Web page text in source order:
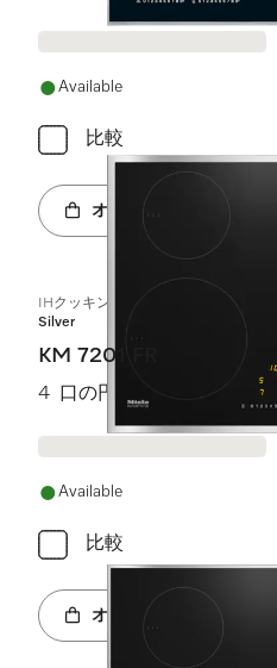
Available
比較
オンラインショップへ
IHクッキングヒーター
Silver
KM 7201 FR
4 口の円形調理ゾーン、魅
Available
比較
オンラインショップへ